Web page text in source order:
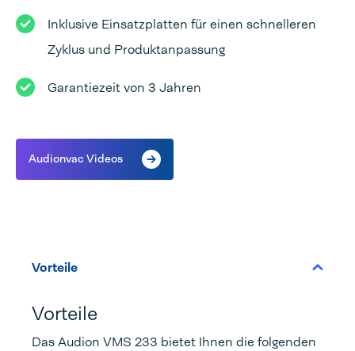
Inklusive Einsatzplatten für einen schnelleren
Zyklus und Produktanpassung
Garantiezeit von 3 Jahren
Audionvac Videos
Vorteile
Vorteile
Das Audion VMS 233 bietet Ihnen die folgenden